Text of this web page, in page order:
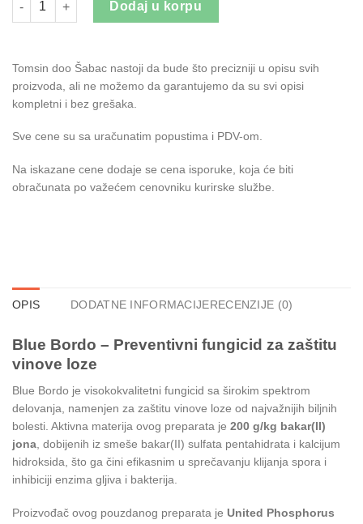
Dodaj u korpu
Tomsin doo Šabac nastoji da bude što precizniji u opisu svih
proizvoda, ali ne možemo da garantujemo da su svi opisi
kompletni i bez grešaka.
Sve cene su sa uračunatim popustima i PDV-om.
Na iskazane cene dodaje se cena isporuke, koja će biti
obračunata po važećem cenovniku kurirske službe.
OPIS DODATNE INFORMACIJERECENZIJE (0)
Blue Bordo – Preventivni fungicid za zaštitu
vinove loze
Blue Bordo je visokokvalitetni fungicid sa širokim spektrom
delovanja, namenjen za zaštitu vinove loze od najvažnijih biljnih
bolesti. Aktivna materija ovog preparata je 200 g/kg bakar(II)
jona, dobijenih iz smeše bakar(II) sulfata pentahidrata i kalcijum
hidroksida, što ga čini efikasnim u sprečavanju klijanja spora i
inhibiciji enzima gljiva i bakterija.
Proizvođač ovog pouzdanog preparata je United Phosphorus